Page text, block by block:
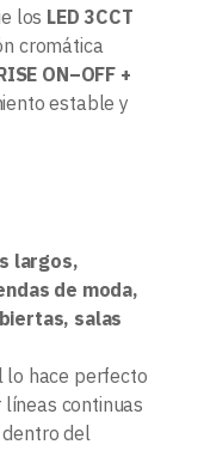
los LED 3CCT
cromática
ON–OFF +
estable y
largos,
de moda,
salas
lo hace perfecto
continuas
del